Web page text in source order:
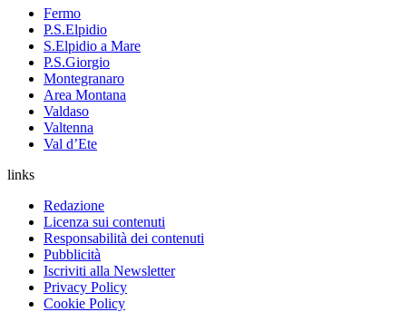
Fermo
P.S.Elpidio
S.Elpidio a Mare
P.S.Giorgio
Montegranaro
Area Montana
Valdaso
Valtenna
Val d’Ete
links
Redazione
Licenza sui contenuti
Responsabilità dei contenuti
Pubblicità
Iscriviti alla Newsletter
Privacy Policy
Cookie Policy